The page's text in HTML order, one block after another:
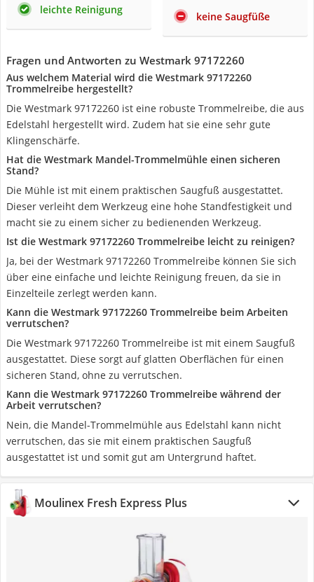
leichte Reinigung
keine Saugfüße
Fragen und Antworten zu Westmark 97172260
Aus welchem Material wird die Westmark 97172260
Trommelreibe hergestellt?
Die Westmark 97172260 ist eine robuste Trommelreibe, die aus
Edelstahl hergestellt wird. Zudem hat sie eine sehr gute
Klingenschärfe.
Hat die Westmark Mandel-Trommelmühle einen sicheren
Stand?
Die Mühle ist mit einem praktischen Saugfuß ausgestattet.
Dieser verleiht dem Werkzeug eine hohe Standfestigkeit und
macht sie zu einem sicher zu bedienenden Werkzeug.
Ist die Westmark 97172260 Trommelreibe leicht zu reinigen?
Ja, bei der Westmark 97172260 Trommelreibe können Sie sich
über eine einfache und leichte Reinigung freuen, da sie in
Einzelteile zerlegt werden kann.
Kann die Westmark 97172260 Trommelreibe beim Arbeiten
verrutschen?
Die Westmark 97172260 Trommelreibe ist mit einem Saugfuß
ausgestattet. Diese sorgt auf glatten Oberflächen für einen
sicheren Stand, ohne zu verrutschen.
Kann die Westmark 97172260 Trommelreibe während der
Arbeit verrutschen?
Nein, die Mandel-Trommelmühle aus Edelstahl kann nicht
verrutschen, das sie mit einem praktischen Saugfuß
ausgestattet ist und somit gut am Untergrund haftet.
Moulinex Fresh Express Plus